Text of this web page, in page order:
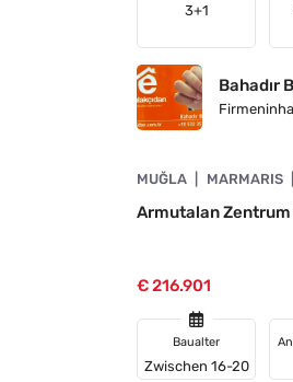
3+1
Bahadır
MUĞLA MARMARIS
Armutalan Zentrum
€ 216.901
Baualter
Zwischen 16-20